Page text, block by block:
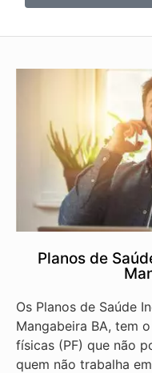
Planos de
Os Planos de Saúde
Mangabeira BA, tem
físicas (PF) que não
quem não trabalha